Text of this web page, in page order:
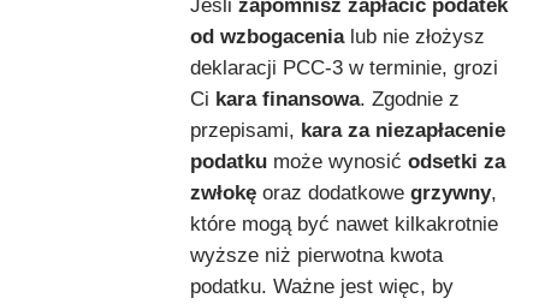
Jeśli zapomnisz zapłacić podatek
od wzbogacenialub nie złożysz
deklaracji PCC-3 w terminie, grozi
Ci kara finansowa. Zgodnie z
przepisami, kara za niezapłacenie
podatku może wynosić odsetki za
zwłokę oraz dodatkowe grzywny,
które mogą być nawet kilkakrotnie
wyższe niż pierwotna kwota
podatku. Ważne jest więc, by